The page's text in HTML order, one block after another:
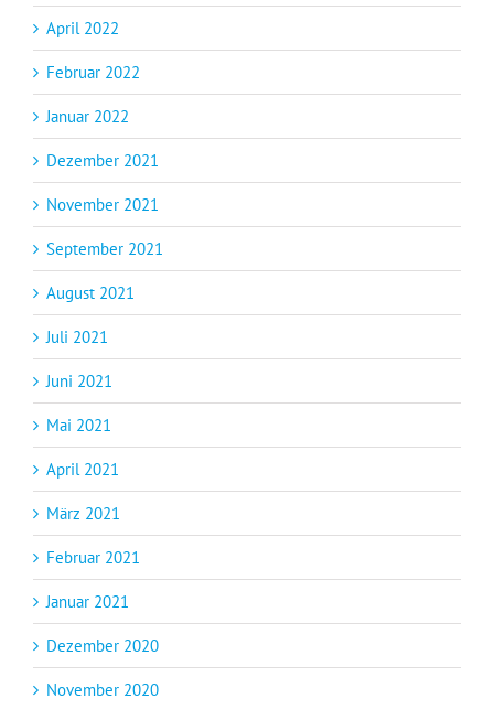
April 2022
Februar 2022
Januar 2022
Dezember 2021
November 2021
September 2021
August 2021
Juli 2021
Juni 2021
Mai 2021
April 2021
März 2021
Februar 2021
Januar 2021
Dezember 2020
November 2020